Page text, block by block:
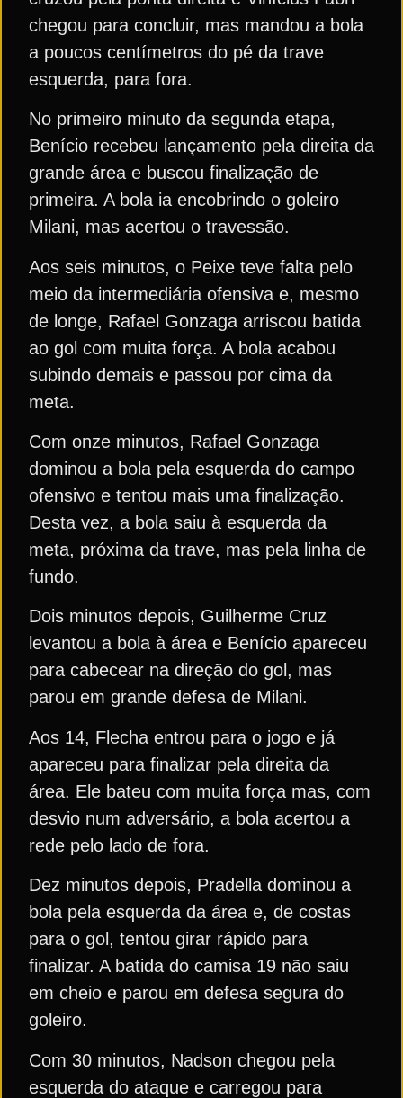
chegou para concluir, mas mandou a bola
a poucos centímetros do pé da trave
esquerda, para fora.
No primeiro minuto da segunda etapa,
Benício recebeu lançamento pela direita da
grande área e buscou finalização de
primeira. A bola ia encobrindo o goleiro
Milani, mas acertou o travessão.
Aos seis minutos, o Peixe teve falta pelo
meio da intermediária ofensiva e, mesmo
de longe, Rafael Gonzaga arriscou batida
ao gol com muita força. A bola acabou
subindo demais e passou por cima da
meta.
Com onze minutos, Rafael Gonzaga
dominou a bola pela esquerda do campo
ofensivo e tentou mais uma finalização.
Desta vez, a bola saiu à esquerda da
meta, próxima da trave, mas pela linha de
fundo.
Dois minutos depois, Guilherme Cruz
levantou a bola à área e Benício apareceu
para cabecear na direção do gol, mas
parou em grande defesa de Milani.
Aos 14, Flecha entrou para o jogo e já
apareceu para finalizar pela direita da
área. Ele bateu com muita força mas, com
desvio num adversário, a bola acertou a
rede pelo lado de fora.
Dez minutos depois, Pradella dominou a
bola pela esquerda da área e, de costas
para o gol, tentou girar rápido para
finalizar. A batida do camisa 19 não saiu
em cheio e parou em defesa segura do
goleiro.
Com 30 minutos, Nadson chegou pela
esquerda do ataque e carregou para